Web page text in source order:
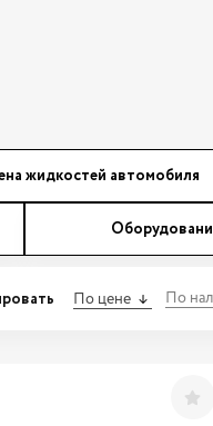
жидкостей автомобиля
По цене По